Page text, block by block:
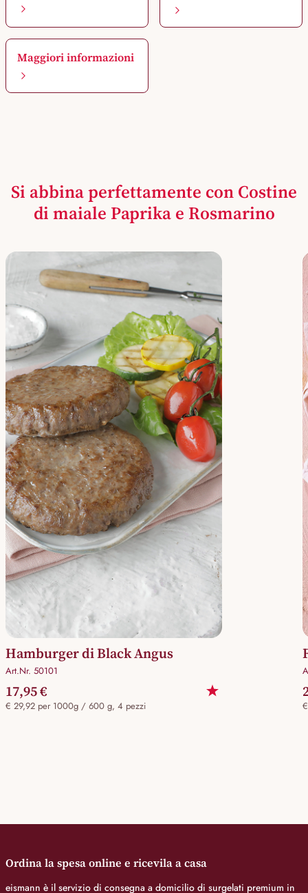
Maggiori informazioni
Si abbina perfettamente con Costine
di maiale Paprika e Rosmarino
Hamburger di Black Angus
Art.Nr. 50101
17,95 €
€ 29,92 per 1000g / 600 g, 4 pezzi
Ordina la spesa online e ricevila a casa
eismann è il servizio di consegna a domicilio di surgelati premium in